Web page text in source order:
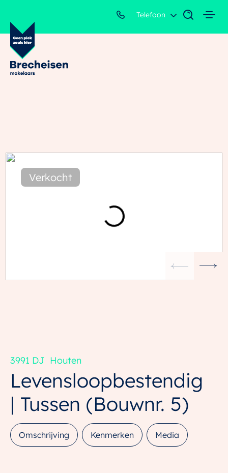
Telefoon
Verkocht
Levensloopbestendig
| Tussen (Bouwnr. 5)
3991 DJ Houten
Omschrijving Kenmerken Media